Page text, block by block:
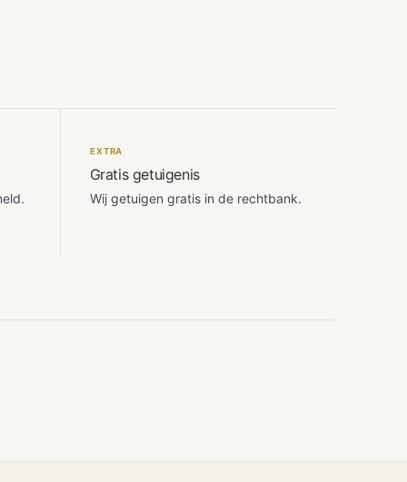
EXTRA
Gratis getuigenis
Wij getuigen gratis in de rechtbank.